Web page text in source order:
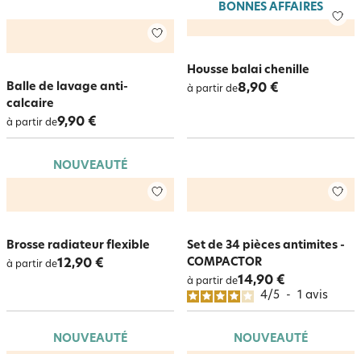
Balle de lavage anti-
calcaire
à partir de9,90 €
BONNES AFFAIRES
Housse balai chenille
à partir de8,90 €
NOUVEAUTÉ
Brosse radiateur flexible
à partir de12,90 €
Set de 34 pièces antimites -
COMPACTOR
à partir de14,90 €
4/5 - 1 avis
NOUVEAUTÉ NOUVEAUTÉ